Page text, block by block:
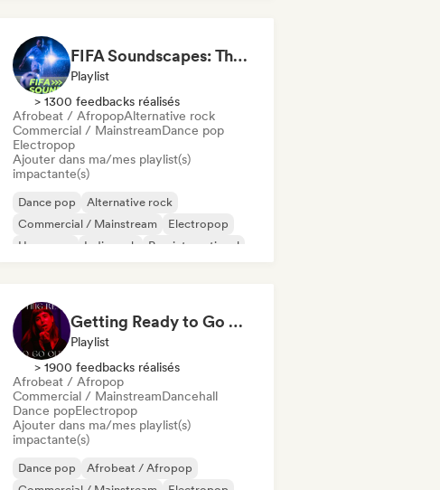
FIFA Soundscapes: The Ultimate Soundtrack ⚽️ Festival Indie, Electropop & Dance Anthems
Playlist
> 1300 feedbacks réalisés
Afrobeat / AfropopAlternative rock
Commercial / MainstreamDance pop
Electropop
Ajouter dans ma/mes playlist(s)
impactante(s)
Dance pop
Alternative rock
Commercial / Mainstream
Electropop
Hyperpop
Indie rock
Pop international
Getting Ready to Go Out 🍒💋
Playlist
> 1900 feedbacks réalisés
Afrobeat / Afropop
Commercial / MainstreamDancehall
Dance popElectropop
Ajouter dans ma/mes playlist(s)
impactante(s)
Dance pop
Afrobeat / Afropop